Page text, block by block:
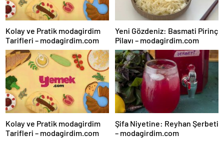
Kolay ve Pratik modagirdim
Tarifleri – modagirdim.com
Yeni Gözdeniz: Basmati Pirinç
Pilavı – modagirdim.com
Kolay ve Pratik modagirdim
Tarifleri – modagirdim.com
Şifa Niyetine: Reyhan Şerbeti
– modagirdim.com